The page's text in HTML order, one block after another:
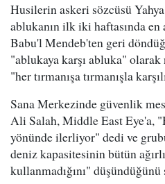
Husilerin askeri sözcüsü
ablukanın ilk iki haftasında
Babu'l Mendeb'ten geri
"ablukaya karşı abluka"
"her tırmanışa tırmanışla
Sana Merkezinde güvenlik
Ali Salah, Middle East Eye'a,
yönünde ilerliyor" dedi ve
deniz kapasitesinin bütün
kullanmadığını" düşündüğünü